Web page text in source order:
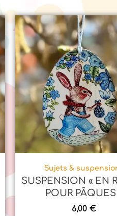
Sujets &
SUSPENSION « EN
POUR PÂQUES
6,00 €